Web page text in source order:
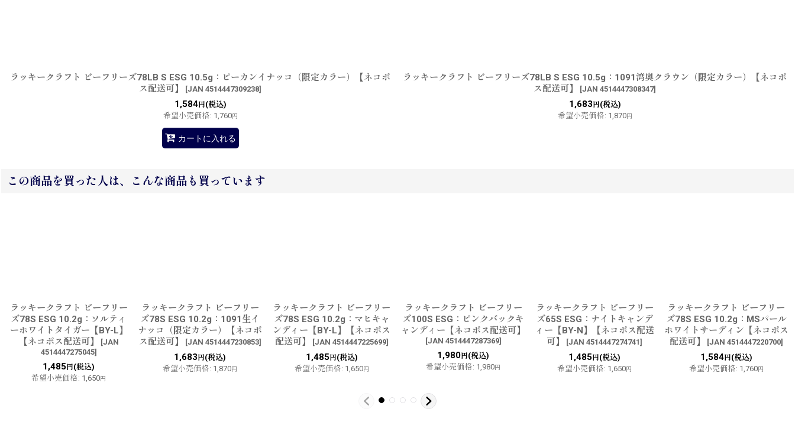
ラッキークラフト ビーフリーズ78LB S ESG 10.5g：ピーカンイナッコ（限定カラー）【ネコポ
ス配送可】
[JAN 4514447309238]
1,584円(税込)
希望小売価格: 1,760円
カートに入れる
ラッキークラフト ビーフリーズ78LB S ESG 10.5g：1091湾奥クラウン（限定カラー）【ネコポ
ス配送可】
[JAN 4514447308347]
1,683 円(税込)
希望小売価格: 1,870円
この商品を買った人は、こんな商品も買っています
ラッキークラフト ビーフリー
ズ78S ESG 10.2g：ソルティ
ーホワイトタイガー【BY-L】
【ネコポス配送可】
[JAN
4514447275045]
1,485 円(税込)
希望小売価格: 1,650円
ラッキークラフト ビーフリー
ズ78S ESG 10.2g：1091生イ
ナッコ（限定カラー）【ネコポ
ス配送可】
[JAN 4514447230853]
1,683 円(税込)
希望小売価格: 1,870円
ラッキークラフト ビーフリー
ズ78S ESG 10.2g：マヒキャ
ンディー【BY-L】【ネコポス
配送可】
[JAN 4514447225699]
1,485 円(税込)
希望小売価格: 1,650円
ラッキークラフト ビーフリー
ズ100S ESG：ピンクバックキ
ャンディー【ネコポス配送可】
[JAN 4514447287369]
1,980 円(税込)
希望小売価格: 1,980円
ラッキークラフト ビーフリー
ズ65S ESG：ナイトキャンデ
ィー【BY-N】【ネコポス配送
可】
[JAN 4514447274741]
1,485 円(税込)
希望小売価格: 1,650円
ラッキークラフト ビーフリー
ズ78S ESG 10.2g：MSパール
ホワイトサーディン【ネコポス
配送可】
[JAN 4514447220700]
1,584円(税込)
希望小売価格: 1,760円